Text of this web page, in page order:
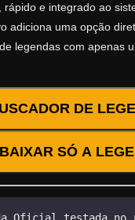
e integrado ao
adiciona uma opção
legendas com apenas
DE
SÓ A